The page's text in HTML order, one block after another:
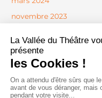
novembre 2023
août 2023
juin 2023
mai 2023
avril 2023